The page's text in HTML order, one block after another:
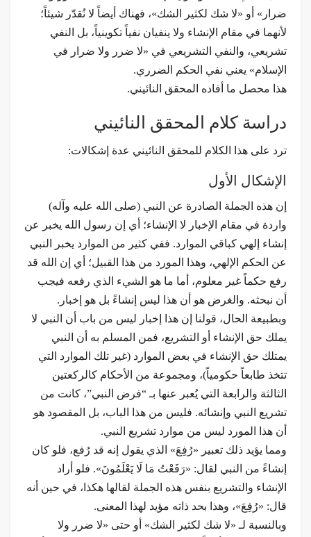
ضرار» أو «لا شك لكثير الشك»، فهناك أيضاً لا نُقدّر شيئاً؛
لأنهما في مقام الإنشاء ولا ينفيان نفياً تكوينياً، بل النفي
تشريعي، والنفي التشريعي في «لا ضرر ولا ضرار في
الإسلام» يعني نفي الحكم الضرري.
هذا محصل ما أفاده المحقق النائيني.
دراسة كلام المحقق النائيني
ترد على هذا الكلام للمحقق النائيني عدة إشكالات:
الإشكال الأول
إن هذه الجملة الصادرة عن النبي (صلى الله عليه وآله)
واردة في مقام الإخبار لا الإنشاء؛ أي إن رسول الله يخبر عن
إنشاء إلهي كباقي الموارد. ففي كثير من الموارد يخبر النبي
عن الحكم الإلهي، وهذا المورد من هذا القبيل؛ أي إن الله قد
رفع حكماً غير معلوم، أما ما هو الشيء الذي رفعه فيجب
أن نبحثه. والغرض هو أن هذا ليس إنشاءً بل هو إخبار.
وبطبيعة الحال، قولنا إن هذا إخبار ليس من باب أن النبي لا
يملك حق الإنشاء أو التشريع، فمن المسلم به أن النبي
يمتلك حق الإنشاء في بعض الموارد (غير تلك الموارد التي
تتخذ طابعاً حكومياً)، ومجموعة من الأحكام كالركعتين
الثالثة والرابعة التي يُعبر عنها بـ “فرض النبي”، كانت من
تشريع النبي وإنشائه. فليس من هذا الباب، بل المقصود هو
أن هذا المورد ليس من موارد تشريع النبي.
ومما يؤيد ذلك تعبير «رُفِعَ» الذي يقول إنه قد رُفع، فلو كان
إنشاءً من النبي لقال: «رَفَعْتُ مَا لَا يَعْلَمُونَ». فلو أراد
الإنشاء والتشريع بنفس هذه الجملة لقالها هكذا، في حين أنه
قال: «رُفِعَ»، وهذا بحد ذاته مؤيد لهذا المعنى.
وبالنسبة لـ «لا شك لكثير الشك» أو حتى «لا ضرر ولا